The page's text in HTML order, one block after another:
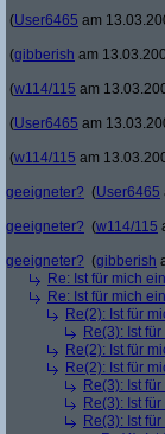
(User6465 am
(gibberish am
(w114/115 am
(User6465 am
(w114/115 am
geeigneter? (User6465
geeigneter? (w114/115
geeigneter? (gibberish
Re: Ist für mich
Re: Ist für mich
Re(2): Ist für
Re(3): Ist
Re(2): Ist für
Re(2): Ist für
Re(3): Ist
Re(3): Ist
Re(3): Ist